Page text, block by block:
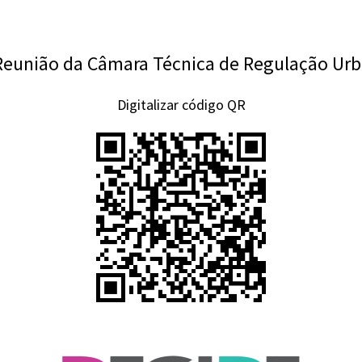
da Câmara Técnica de Regulação
Digitalizar código QR